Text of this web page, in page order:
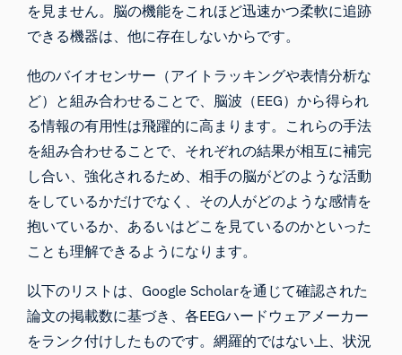
を見ません。脳の機能をこれほど迅速かつ柔軟に追跡
できる機器は、他に存在しないからです。
他のバイオセンサー（アイトラッキングや表情分析な
ど）と組み合わせることで、脳波（EEG）から得られ
る情報の有用性は飛躍的に高まります。これらの手法
を組み合わせることで、それぞれの結果が相互に補完
し合い、強化されるため、相手の脳がどのような活動
をしているかだけでなく、その人がどのような感情を
抱いているか、あるいはどこを見ているのかといった
ことも理解できるようになります。
以下のリストは、 Google Scholarを通じて確認された
論文の掲載数に基づき、各EEGハードウェアメーカー
をランク付けしたものです。網羅的ではない上、状況